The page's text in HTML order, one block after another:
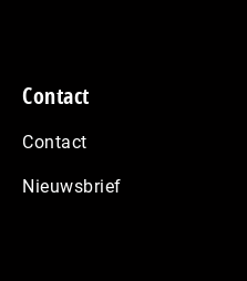
Contact
Contact
Nieuwsbrief